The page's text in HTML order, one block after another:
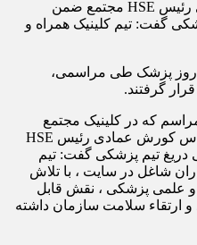
برگزار شد، مهندس کورش عمادی رئیس HSE مجتمع ضمن
گفت: تیم کلینیک همراه و
روز پزشک طی مراسمی،
گرفتند.
که در کلینیک مجتمع
پتروشیمی سبلان برگزار شد، مهندس کورش عمادی رئیس HSE
تیم پزشکی گفت: تیم
شاغل در سایت ، با تلاش
علمی پزشکی ، نقش قابل
و ارتقاء سلامت سازمان داشته